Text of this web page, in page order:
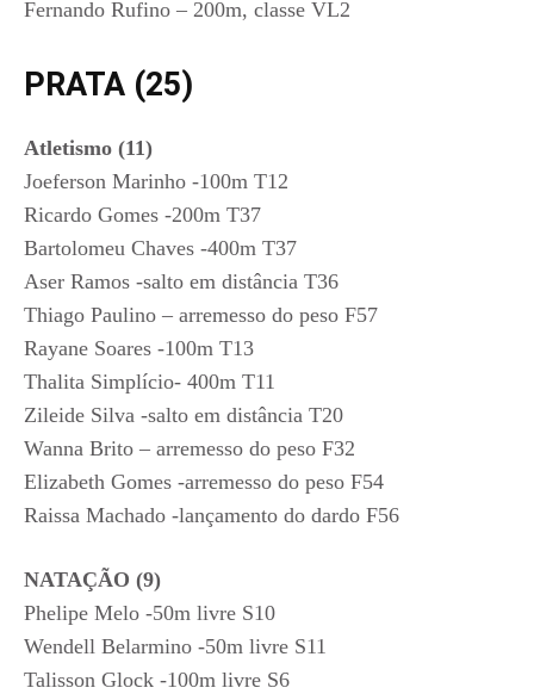
Fernando Rufino – 200m, classe VL2
PRATA (25)
Atletismo (11)
Joeferson Marinho -100m T12
Ricardo Gomes -200m T37
Bartolomeu Chaves -400m T37
Aser Ramos -salto em distância T36
Thiago Paulino – arremesso do peso F57
Rayane Soares -100m T13
Thalita Simplício- 400m T11
Zileide Silva -salto em distância T20
Wanna Brito – arremesso do peso F32
Elizabeth Gomes -arremesso do peso F54
Raissa Machado -lançamento do dardo F56
NATAÇÃO (9)
Phelipe Melo -50m livre S10
Wendell Belarmino -50m livre S11
Talisson Glock -100m livre S6